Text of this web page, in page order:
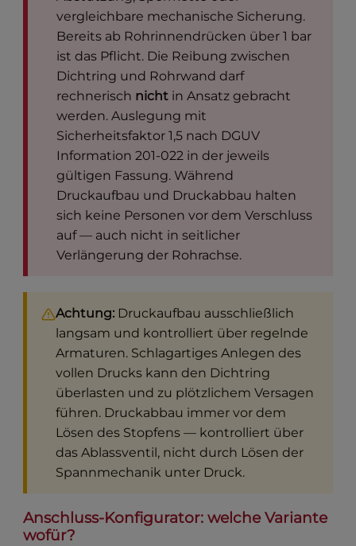
vergleichbare mechanische Sicherung.
Bereits ab Rohrinnendrücken über 1 bar
ist das Pflicht. Die Reibung zwischen
Dichtring und Rohrwand darf
rechnerisch nicht in Ansatz gebracht
werden. Auslegung mit
Sicherheitsfaktor 1,5 nach DGUV
Information 201-022 in der jeweils
gültigen Fassung. Während
Druckaufbau und Druckabbau halten
sich keine Personen vor dem Verschluss
auf — auch nicht in seitlicher
Verlängerung der Rohrachse.
Achtung: Druckaufbau ausschließlich
langsam und kontrolliert über regelnde
Armaturen. Schlagartiges Anlegen des
vollen Drucks kann den Dichtring
überlasten und zu plötzlichem Versagen
führen. Druckabbau immer vor dem
Lösen des Stopfens — kontrolliert über
das Ablassventil, nicht durch Lösen der
Spannmechanik unter Druck.
Anschluss-Konfigurator: welche Variante
wofür?